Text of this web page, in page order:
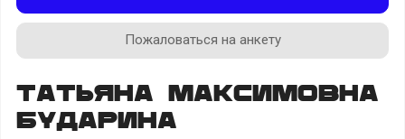
Пожаловаться на анкету
Татьяна Максимовна
Бударина